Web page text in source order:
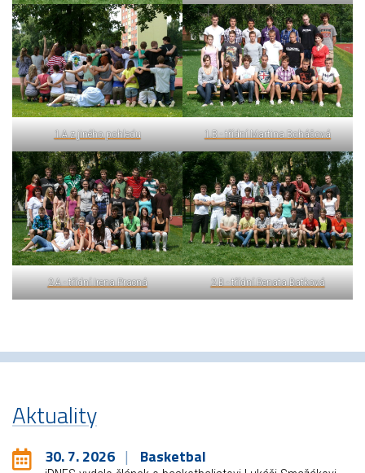
1.A z jiného pohledu 1.B - třídní Martina Boháčová
2.A - třídní Irena Pracná 2.B - třídní Renata Batková
Aktuality
30. 7. 2026 Basketbal